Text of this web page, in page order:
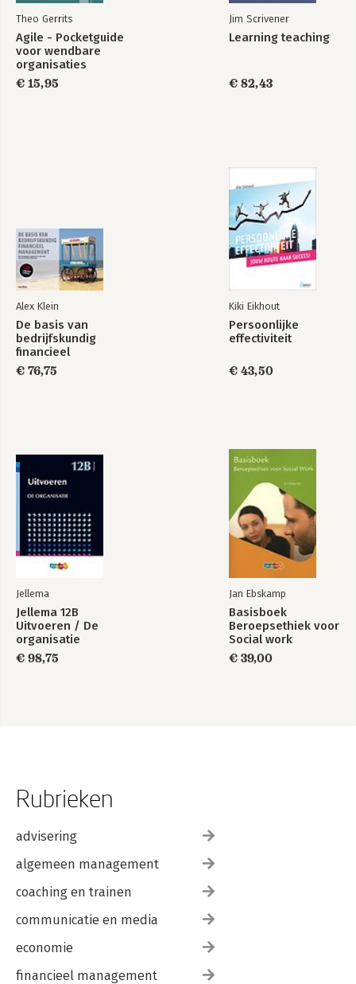
Theo Gerrits
Agile - Pocketguide
voor wendbare
organisaties
€ 15,95
Jim Scrivener
Learning teaching
€ 82,43
Alex Klein
De basis van
bedrijfskundig
financieel
management
€ 76,75
Kiki Eikhout
Persoonlijke
effectiviteit
€ 43,50
Jellema
Jellema 12B
Uitvoeren / De
organisatie
€ 98,75
Jan Ebskamp
Basisboek
Beroepsethiek voor
Social work
€ 39,00
Rubrieken
advisering
algemeen management
coaching en trainen
communicatie en media
economie
financieel management